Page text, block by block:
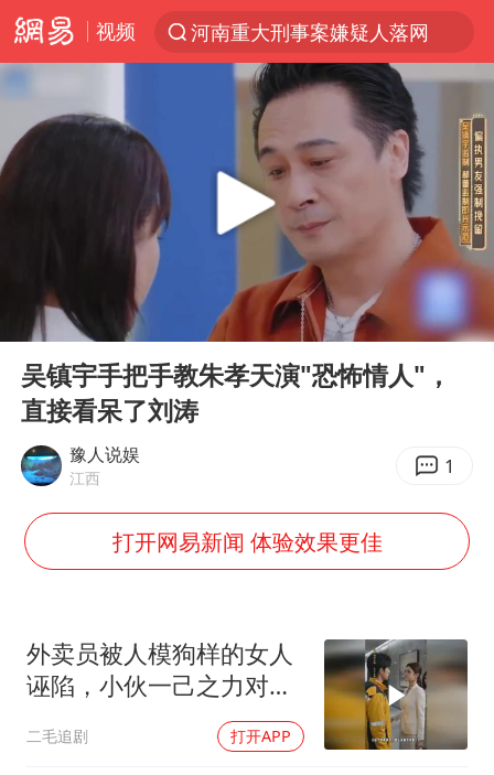
视频
河南重大刑事案嫌疑人落网
光影经济撬动暑期消费新蓝海
浙江上海等地有大雨或暴雨
金饰克价一夜涨回1300元
新疆景区自驾服务费改为按车收费
“不怕六爷挂得多 就怕六爷挂一颗”
多家A股公司收到美国关税退款
直击东北超：哈尔滨vs通辽
白海豚将正面袭击贯穿浙江
香港宏福苑火灾或由烟头引起
酒店回应车内过夜被收150元
36岁男演员成景区NPC后人气爆棚
浙江台州《告全体市民书》
梁家辉百花奖演讲落泪
Play
00:00 03:55
吴镇宇手把手教朱孝天演"恐怖情人"，
直接看呆了刘涛
豫人说娱
江西 1
打开网易新闻 体验效果更佳
外卖员被人模狗样的女人
诬陷，小伙一己之力对抗
二毛追剧 打开APP